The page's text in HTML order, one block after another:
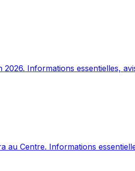
Informations essentielles,
Centre. Informations